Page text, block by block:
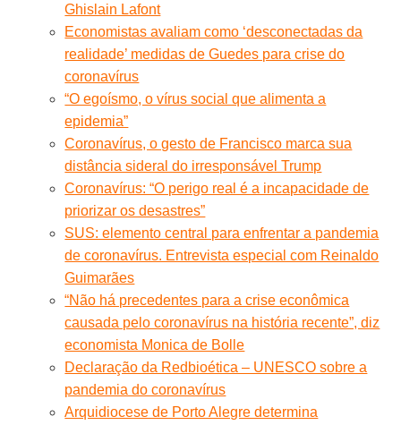
Ghislain Lafont
Economistas avaliam como ‘desconectadas da
realidade’ medidas de Guedes para crise do
coronavírus
“O egoísmo, o vírus social que alimenta a
epidemia”
Coronavírus, o gesto de Francisco marca sua
distância sideral do irresponsável Trump
Coronavírus: “O perigo real é a incapacidade de
priorizar os desastres”
SUS: elemento central para enfrentar a pandemia
de coronavírus. Entrevista especial com Reinaldo
Guimarães
“Não há precedentes para a crise econômica
causada pelo coronavírus na história recente”, diz
economista Monica de Bolle
Declaração da Redbioética – UNESCO sobre a
pandemia do coronavírus
Arquidiocese de Porto Alegre determina